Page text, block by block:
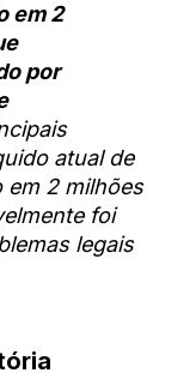
em 2
por
atual de
em 2 milhões
foi
legais